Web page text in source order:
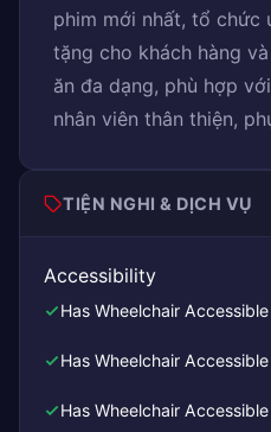
phim mới nhất, tổ chức
tặng cho khách hàng
ăn đa dạng, phù hợp
nhân viên thân thiện,
TIỆN NGHI & DỊCH VỤ
Accessibility
Has Wheelchair
Has Wheelchair
Has Wheelchair